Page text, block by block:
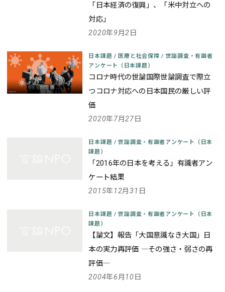
「日本経済の復興」、「米中対立への
対応」
2020年9月2日
日本課題 / 医療と社会保障/ 世論調査・有識者
アンケート（日本課題）
コロナ時代の世論国際世論調査で際立
つコロナ対応への日本国民の厳しい評
価
2020年7月27日
日本課題 / 世論調査・有識者アンケート（日本
課題）
「2016年の日本を考える」有識者アン
ケート結果
2015年12月31日
日本課題 / 世論調査・有識者アンケート（日本
課題）
【論文】報告「大国意識なき大国」日
本の実力再評価 ―その強さ・弱さの再
評価―
2004年6月10日